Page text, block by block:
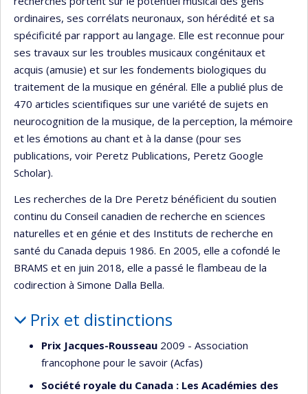
ordinaires, ses corrélats neuronaux, son hérédité et sa
spécificité par rapport au langage. Elle est reconnue pour
ses travaux sur les troubles musicaux congénitaux et
acquis (amusie) et sur les fondements biologiques du
traitement de la musique en général. Elle a publié plus de
470 articles scientifiques sur une variété de sujets en
neurocognition de la musique, de la perception, la mémoire
et les émotions au chant et à la danse (pour ses
publications, voir Peretz Publications, Peretz Google
Scholar).
Les recherches de la Dre Peretz bénéficient du soutien
continu du Conseil canadien de recherche en sciences
naturelles et en génie et des Instituts de recherche en
santé du Canada depuis 1986. En 2005, elle a cofondé le
BRAMS et en juin 2018, elle a passé le flambeau de la
codirection à Simone Dalla Bella.
Prix et distinctions
Prix Jacques-Rousseau 2009 - Association
francophone pour le savoir (Acfas)
Société royale du Canada : Les Académies des